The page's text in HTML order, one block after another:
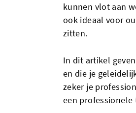
kunnen vlot aan
ook ideaal voor
zitten.
In dit artikel
en die je
zeker je
een professionele